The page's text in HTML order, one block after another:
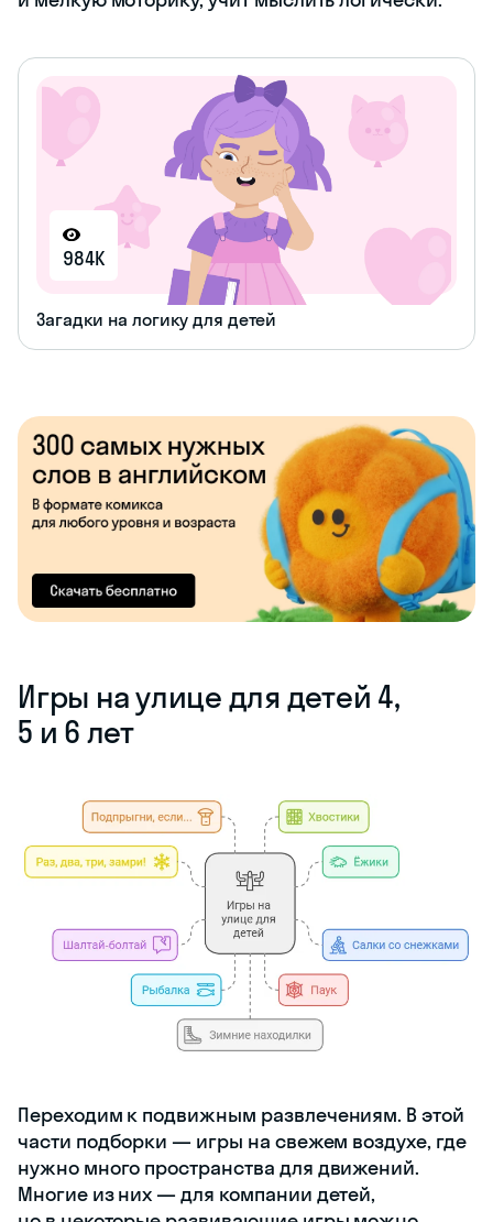
984K
Загадки на логику для детей
Игры на улице для детей 4,
5 и 6 лет
Переходим к подвижным развлечениям. В этой
части подборки — игры на свежем воздухе, где
нужно много пространства для движений.
Многие из них — для компании детей,